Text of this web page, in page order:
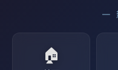
—
🏠